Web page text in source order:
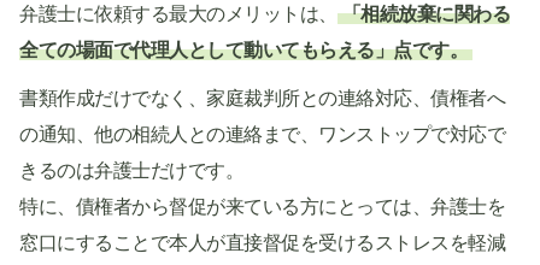
弁護士に依頼する最大のメリットは、
「相続放棄に関わる
全ての場面で代理人として動いてもらえる」点です。
書類作成だけでなく、家庭裁判所との連絡対応、債権者へ
の通知、他の相続人との連絡まで、ワンストップで対応で
きるのは弁護士だけです。
特に、債権者から督促が来ている方にとっては、弁護士を
窓口にすることで本人が直接督促を受けるストレスを軽減